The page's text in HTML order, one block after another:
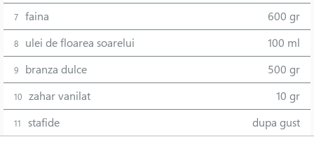
7 faina 600 gr
8 ulei de floarea soarelui 100 ml
9 branza dulce 500 gr
10 zahar vanilat 10 gr
11 stafide dupa gust